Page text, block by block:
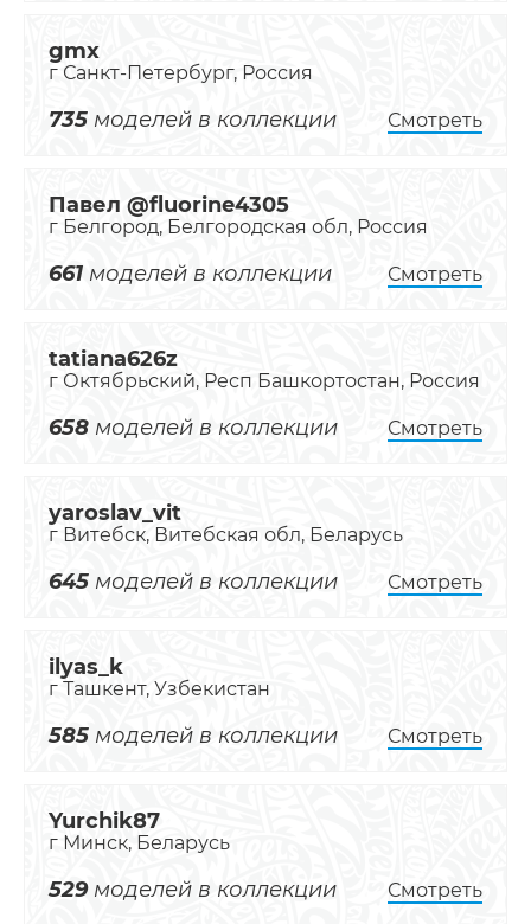
gmx
г Санкт-Петербург, Россия
735 моделей в коллекции Смотреть
Павел @fluorine4305
г Белгород, Белгородская обл, Россия
661 моделей в коллекции Смотреть
tatiana626z
г Октябрьский, Респ Башкортостан, Россия
658 моделей в коллекции Смотреть
yaroslav_vit
г Витебск, Витебская обл, Беларусь
645 моделей в коллекции Смотреть
ilyas_k
г Ташкент, Узбекистан
585 моделей в коллекции Смотреть
Yurchik87
г Минск, Беларусь
529моделей в коллекции Смотреть